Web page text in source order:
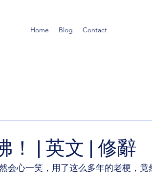
Home Blog Contact
！ | 英文 | 修辭
会心一笑，用了这么多年的老梗，竟